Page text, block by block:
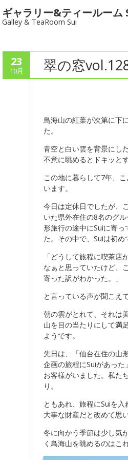
ギャラリー&ティールーム
Galley & TeaRoom Sui
23
10月 翠の窓
鳥海山の紅葉が次第に下
た。
青空と白い雲を背景にし
不意に眺めるとドキッと
この地に暮らして7年、
います。
今日は定休日でしたが、
いた県外在住の8名のグ
形旅行の途中にSuiに寄っ
た。その中で、Suiは初め
「どうして旅程に喫茶店
なぁと思っていたけど、
寄った訳がわかった。」
と言っている声が聞こえ
朝の雲がとれて、それは
山を目の当たりにして満
ようです。
先日は、「仙台在住の山
企画の旅程にSuiがあった
お客様がいました。私た
り。
ともあれ、旅程にSuiを
大事な財産だと改めて思
冬に向かう季節は少し気
く鳥海山を眺めるのはこ